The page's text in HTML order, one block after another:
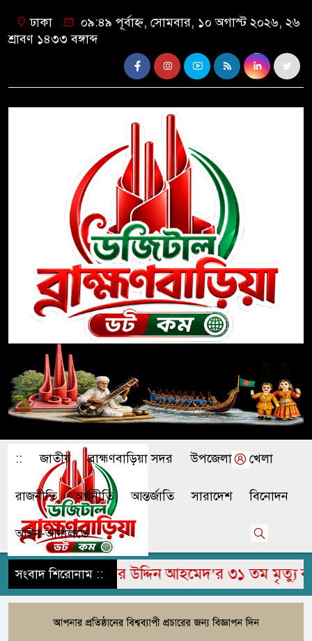
ঢাকা
০৯:৪৯ পূর্বাহ্ন, সোমবার, ১০ অগাস্ট ২০২৬, ২৬
শ্রাবণ ১৪৩৩ বঙ্গাব্দ
:: জাতীয় ব্রাহ্মণবাড়িয়া সদর উপজেলা খেলা
রাজনীতি অর্থনীতি আন্তর্জাতি সারাদেশ বিনোদন
আইন-আদালতে
সংবাদ শিরোনাম ::
মরহুম জামির উদ্দিন আহমেদ’র ৩১ তম মৃত্যু